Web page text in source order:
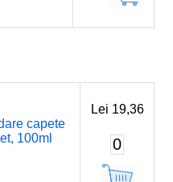
capete
100ml
Lei 19,36
0